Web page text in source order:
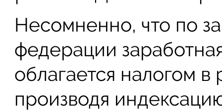
Несомненно, что по
федерации
облагается налогом в
производя